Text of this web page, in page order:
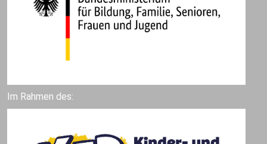
Im Rahmen des: